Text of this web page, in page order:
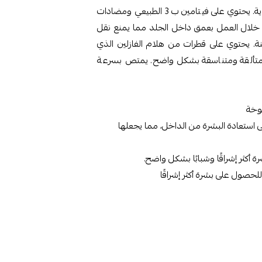
متقدمين للحصول على بشرة صحية ومشرقة ومتساوية. يحتوي على فيتامين ب 3 الطبيعي ومضادات
خلال العمل بعمق داخل الجلد مما يمنع نقل
يحتوي على قطرات من هلام الفازلين الذي
متألقة ومتناسقة بشكل واضح. يمتص بسرعة
البشرة من الداخل، مما يجعلها
إشراقًا وشبابًا بشكل واضح.